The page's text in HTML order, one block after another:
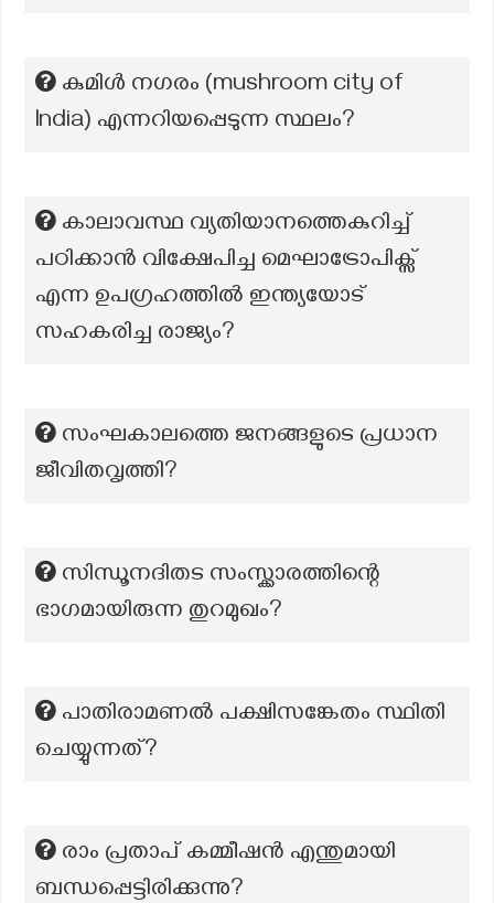
കുമിൾ നഗരം (mushroom city of
India) എന്നറിയപ്പെടുന്ന സ്ഥലം?
കാലാവസ്ഥ വ്യതിയാനത്തെകുറിച്ച്
പഠിക്കാൻ വിക്ഷേപിച്ച മെഘാട്രോപിക്സ്
എന്ന ഉപഗ്രഹത്തിൽ ഇന്ത്യയോട്
സഹകരിച്ച രാജ്യം?
സംഘകാലത്തെ ജനങ്ങളുടെ പ്രധാന
ജീവിതവൃത്തി?
സിന്ധൂനദിതട സംസ്ക്കാരത്തിന്റെ
ഭാഗമായിരുന്ന തുറമുഖം?
പാതിരാമണൽ പക്ഷിസങ്കേതം സ്ഥിതി
ചെയ്യുന്നത്?
രാം പ്രതാപ് കമ്മീഷൻ എന്തുമായി
ബന്ധപ്പെട്ടിരിക്കുന്നു?